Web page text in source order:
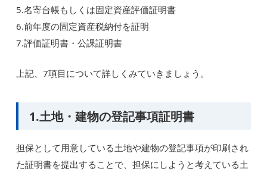
5.名寄台帳もしくは固定資産評価証明書
6.前年度の固定資産税納付を証明
7.評価証明書・公課証明書
上記、7項目について詳しくみていきましょう。
1.土地・建物の登記事項証明書
担保として用意している土地や建物の登記事項が印刷され
た証明書を提出することで、担保にしようと考えている土